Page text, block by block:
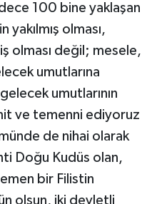
100 bine yaklaşan
olması,
olması değil; mesele,
umutlarına
umutlarının
ve temenni ediyoruz
de nihai olarak
Doğu Kudüs olan,
bir Filistin
olsun, iki devletli